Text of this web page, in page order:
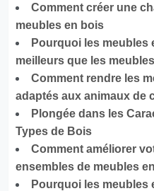
Comment créer une
meubles en bois
Pourquoi les meubles
meilleurs que les
Comment rendre les
adaptés aux animaux de
Plongée dans les
Types de Bois
Comment améliorer
ensembles de meubles
Pourquoi les meubles